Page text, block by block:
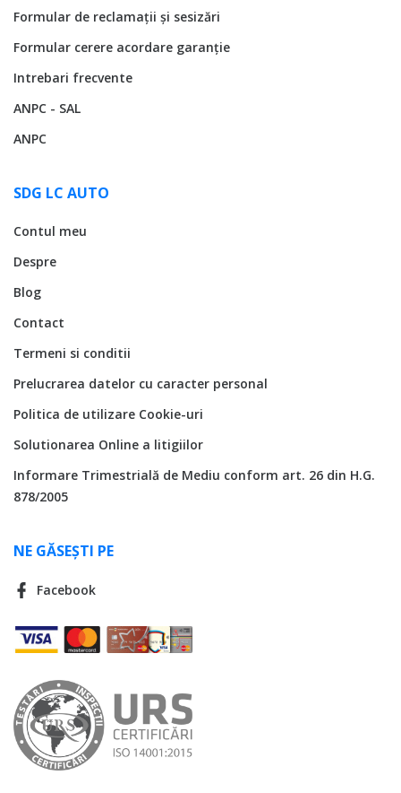
Formular de reclamații și sesizări
Formular cerere acordare garanție
Intrebari frecvente
ANPC - SAL
ANPC
SDG LC AUTO
Contul meu
Despre
Blog
Contact
Termeni si conditii
Prelucrarea datelor cu caracter personal
Politica de utilizare Cookie-uri
Solutionarea Online a litigiilor
Informare Trimestrială de Mediu conform art. 26 din H.G.
878/2005
NE GĂSEȘTI PE
Facebook